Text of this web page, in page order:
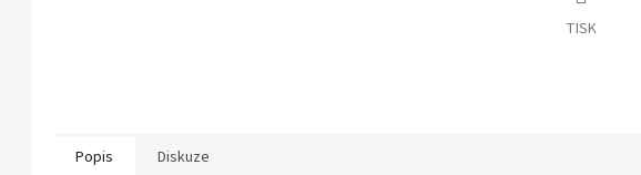
TISK
Popis Diskuze